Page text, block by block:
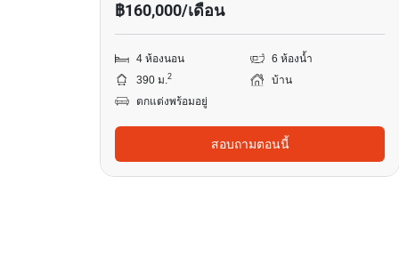
฿160,000/เดือน
4 ห้องนอน
6 ห้องน้ำ
390 ม.2
บ้าน
ตกแต่งพร้อมอยู่
สอบถามตอนนี้